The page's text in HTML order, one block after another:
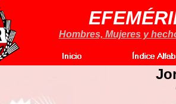
Hombres, Mujeres y